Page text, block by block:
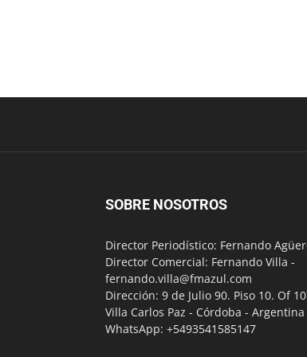
SOBRE NOSOTROS
Director Periodístico: Fernando
Director Comercial: Fernando Villa -
fernando.villa@fmazul.com
Dirección: 9 de Julio 90. Piso 10. Of
Villa Carlos Paz - Córdoba - Argentina
WhatsApp: +5493541585147